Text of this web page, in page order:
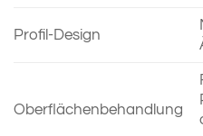
Profil-Design
Oberflächenbehandlung